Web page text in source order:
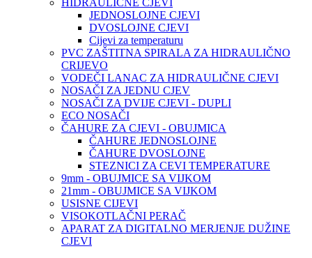
HIDRAULIČNE CJEVI
JEDNOSLOJNE CJEVI
DVOSLOJNE CJEVI
Cijevi za temperaturu
PVC ZAŠTITNA SPIRALA ZA HIDRAULIČNO
CRIJEVO
VODEČI LANAC ZA HIDRAULIČNE CJEVI
NOSAČI ZA JEDNU CJEV
NOSAČI ZA DVIJE CJEVI - DUPLI
ECO NOSAČI
ČAHURE ZA CJEVI - OBUJMICA
ČAHURE JEDNOSLOJNE
ČAHURE DVOSLOJNE
STEZNICI ZA CEVI TEMPERATURE
9mm - OBUJMICE SA VIJKOM
21mm - OBUJMICE SA VIJKOM
USISNE CIJEVI
VISOKOTLAČNI PERAČ
APARAT ZA DIGITALNO MERJENJE DUŽINE
CJEVI